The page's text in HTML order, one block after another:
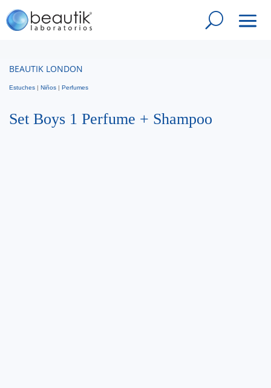
BEAUTIK LONDON
Estuches | Niños | Perfumes
Set Boys 1 Perfume + Shampoo